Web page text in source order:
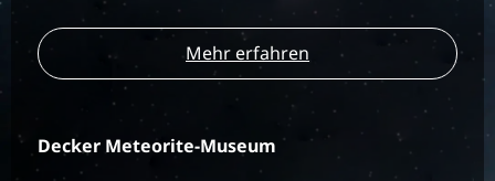
Mehr erfahren
Decker Meteorite-Museum